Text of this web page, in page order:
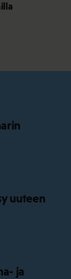
uuteen
ja